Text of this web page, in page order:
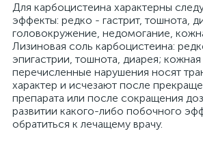
Для карбоцистеина характерны
эффекты: редко - гастрит, тошнота,
головокружение, недомогание,
Лизиновая соль карбоцистеина:
эпигастрии, тошнота, диарея;
перечисленные нарушения носят
характер и исчезают после
препарата или после сокращения
развитии какого-либо побочного
обратиться к лечащему врачу.